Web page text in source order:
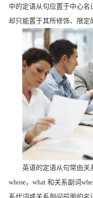
中的定语从句应置于中心
却只能置于其所修饰、限定
英语的定语从句常由关
whose， what 和关系副词